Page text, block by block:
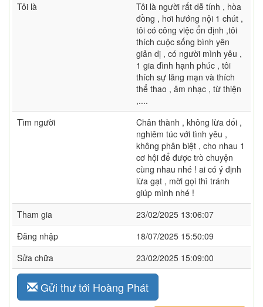
Tôi là
Tôi là người rất dễ tính , hòa
đồng , hơi hướng nội 1 chút ,
tôi có công việc ổn định ,tôi
thích cuộc sống bình yên
giản dị , có người mình yêu ,
1 gia đình hạnh phúc , tôi
thích sự lãng mạn và thích
thể thao , âm nhạc , từ thiện
,....
Tìm người
Chân thành , không lừa dối ,
nghiêm túc với tình yêu ,
không phân biệt , cho nhau 1
cơ hội để được trò chuyện
cùng nhau nhé ! ai có ý định
lừa gạt , mời gọi thì tránh
giúp mình nhé !
Tham gia
23/02/2025 13:06:07
Đăng nhập
18/07/2025 15:50:09
Sửa chữa
23/02/2025 15:09:00
Gửi thư tới Hoàng Phát